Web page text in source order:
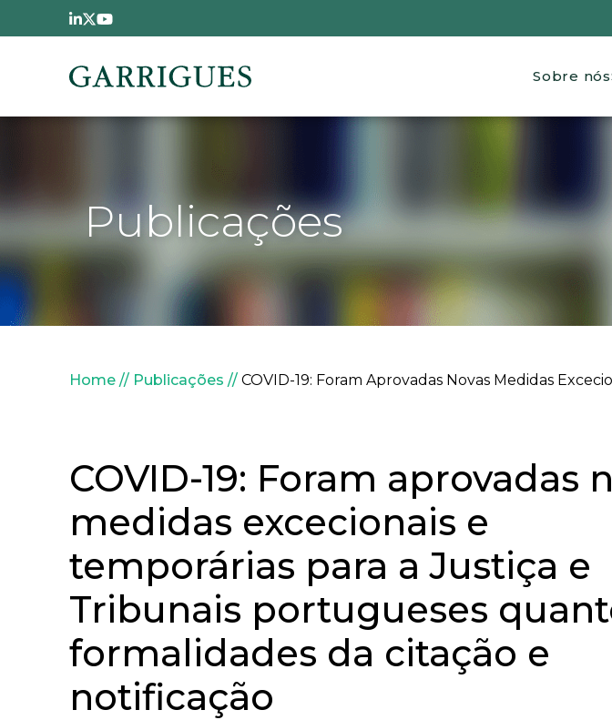
Passar para o conteúdo principal
Main
Sobre nós
Publicações
Navegação estrutural
Home Publicações COVID-19: Foram Aprovadas Novas Medidas
COVID-19: Foram aprovadas
medidas excecionais e
temporárias para a Justiça e
Tribunais portugueses
formalidades da citação e
notificação